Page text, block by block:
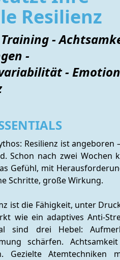
Resilienz
-
-
-
Resilienz ist
Schon nach zwei Wochen
Gefühl, mit
Schritte, große Wirkung.
ist die Fähigkeit, unter
wie ein adaptives Anti-
sind drei Hebel:
schärfen.
Gezielte